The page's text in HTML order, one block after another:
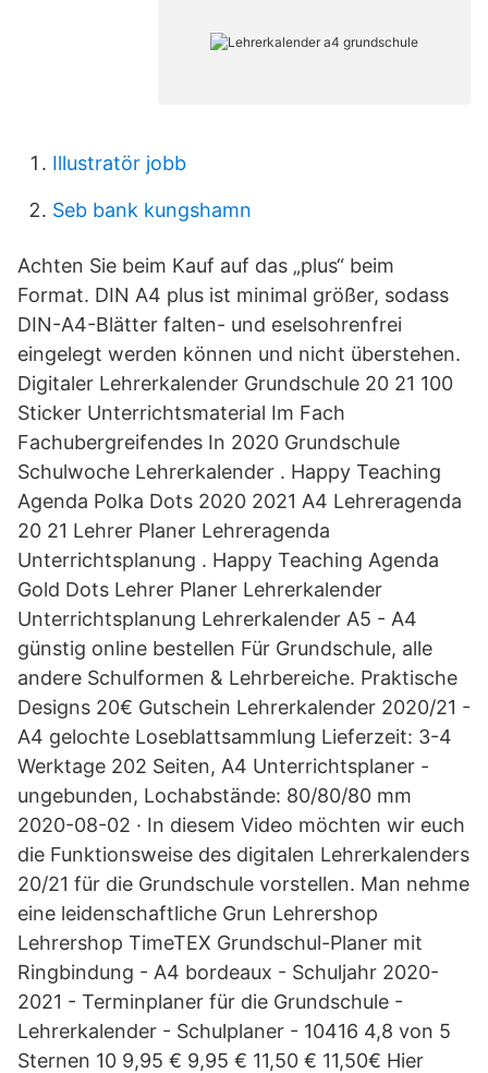
Illustratör jobb
Seb bank kungshamn
Achten Sie beim Kauf auf das „plus“ beim
Format. DIN A4 plus ist minimal größer, sodass
DIN-A4-Blätter falten- und eselsohrenfrei
eingelegt werden können und nicht überstehen.
Digitaler Lehrerkalender Grundschule 20 21 100
Sticker Unterrichtsmaterial Im Fach
Fachubergreifendes In 2020 Grundschule
Schulwoche Lehrerkalender . Happy Teaching
Agenda Polka Dots 2020 2021 A4 Lehreragenda
20 21 Lehrer Planer Lehreragenda
Unterrichtsplanung . Happy Teaching Agenda
Gold Dots Lehrer Planer Lehrerkalender
Unterrichtsplanung Lehrerkalender A5 - A4
günstig online bestellen Für Grundschule, alle
andere Schulformen & Lehrbereiche. Praktische
Designs 20€ Gutschein Lehrerkalender 2020/21 -
A4 gelochte Loseblattsammlung Lieferzeit: 3-4
Werktage 202 Seiten, A4 Unterrichtsplaner -
ungebunden, Lochabstände: 80/80/80 mm
2020-08-02 · In diesem Video möchten wir euch
die Funktionsweise des digitalen Lehrerkalenders
20/21 für die Grundschule vorstellen. Man nehme
eine leidenschaftliche Grun Lehrershop
Lehrershop TimeTEX Grundschul-Planer mit
Ringbindung - A4 bordeaux - Schuljahr 2020-
2021 - Terminplaner für die Grundschule -
Lehrerkalender - Schulplaner - 10416 4,8 von 5
Sternen 10 9,95 € 9,95 € 11,50 € 11,50€ Hier